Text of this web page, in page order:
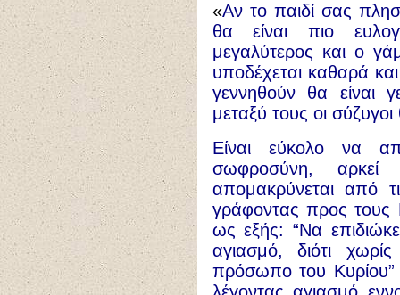
«Αν το παιδί σας
θα είναι πιο
μεγαλύτερος και ο
υποδέχεται καθαρά
γεννηθούν θα είναι
μεταξύ τους οι
Είναι εύκολο να
σωφροσύνη,
απομακρύνεται από
γράφοντας προς τους
ως εξής: “Να
αγιασμό, διότι
πρόσωπο του